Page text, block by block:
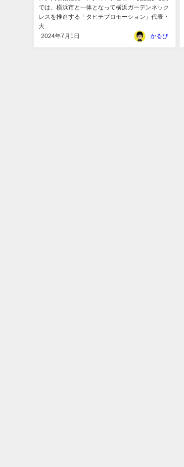
では、横浜市と一体となって横浜ガーデンネック
レスを推進する「タヒチプロモーション」代表・
大...
2024年7月1日
かるび